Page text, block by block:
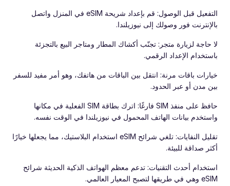
التفعيل قبل الوصول: قم بإعداد شريحة eSIM في المنزل واتصل
بالإنترنت فور وصولك إلى نيوزيلندا.
لا حاجة لزيارة متجر: تجنّب أكشاك المطار ومتاجر البيع بالتجزئة
باستخدام الإعداد الرقمي.
خيارات باقات مرنة: انتقل بين الباقات من هاتفك، وهو أمر مفيد للسفر
بين مدن أو عبر الحدود.
حافظ على منفذ SIM فارغًا: اترك بطاقة SIM الفعلية في مكانها
واستخدم بيانات الهاتف المحمول في نيوزيلندا في الوقت نفسه.
تقليل النفايات: تلغي شرائح eSIM استخدام البلاستيك، مما يجعلها خيارًا
أكثر صداقة للبيئة.
استخدام أحدث التقنيات: تدعم معظم الهواتف الذكية الحديثة شرائح
eSIM وهي في طريقها لتصبح المعيار العالمي.